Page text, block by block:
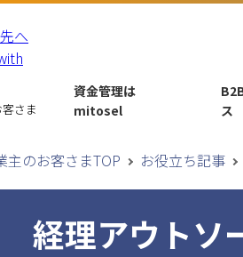
さま
資金管理は
mitosel
ス
主のお客さまTOP お役立ち記事
経理アウトソ